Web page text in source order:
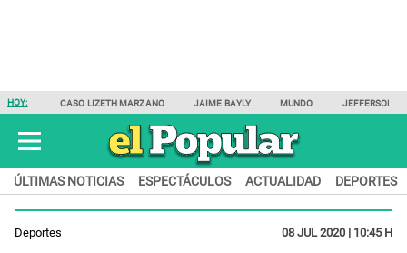
HOY: CASO LIZETH MARZANO JAIME BAYLY MUNDO JEFFERSON
ÚLTIMAS NOTICIAS ESPECTÁCULOS ACTUALIDAD DEPORTES
Deportes 08 JUL 2020 | 10:45 H